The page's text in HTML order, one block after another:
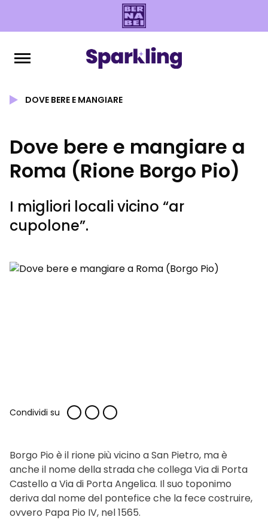
DOVE BERE E MANGIARE
Dove bere e mangiare a
Roma (Rione Borgo Pio)
I migliori locali vicino “ar
cupolone”.
Condividi su
Borgo Pio è il rione più vicino a San Pietro, ma è
anche il nome della strada che collega Via di Porta
Castello a Via di Porta Angelica. Il suo toponimo
deriva dal nome del pontefice che la fece costruire,
ovvero Papa Pio IV, nel 1565.